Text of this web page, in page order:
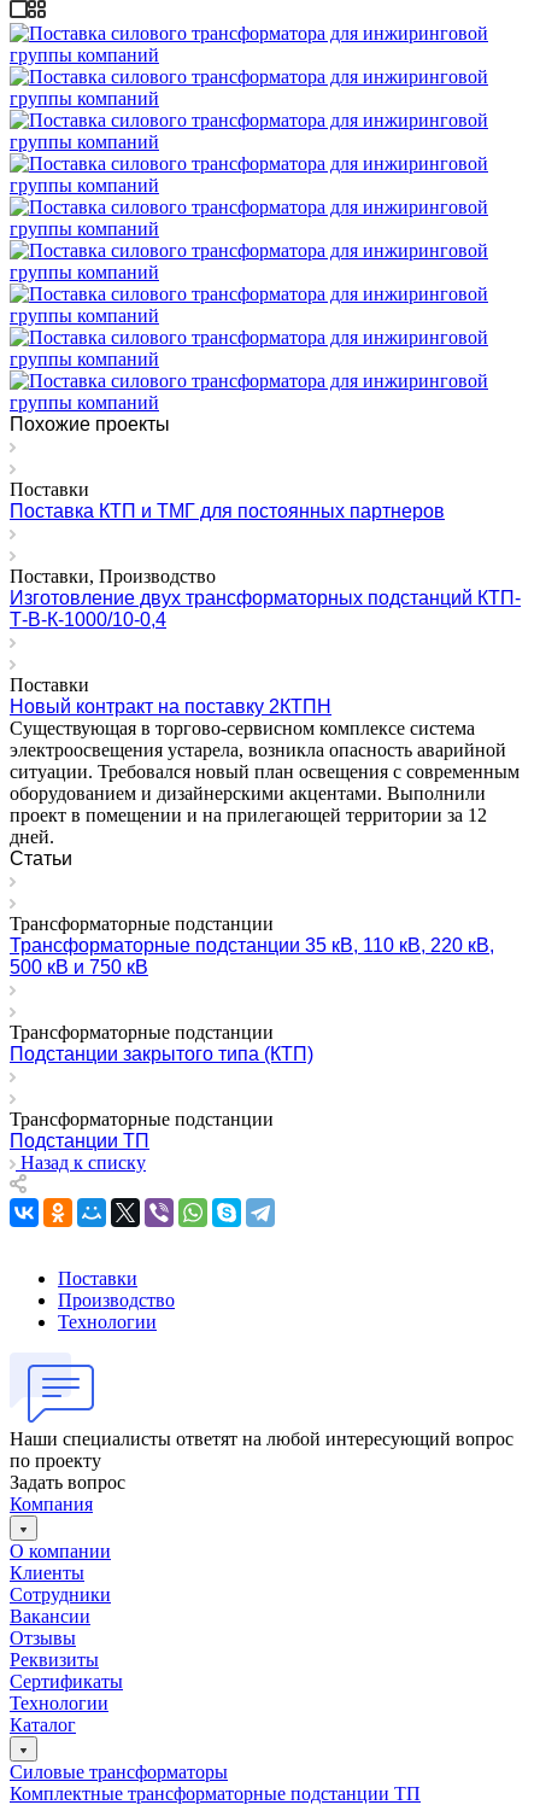
Похожие проекты
Поставки
Поставка КТП и ТМГ для постоянных партнеров
Поставки, Производство
Изготовление двух трансформаторных подстанций КТП-
Т-В-К-1000/10-0,4
Поставки
Новый контракт на поставку 2КТПН
Существующая в торгово-сервисном комплексе система
электроосвещения устарела, возникла опасность аварийной
ситуации. Требовался новый план освещения с современным
оборудованием и дизайнерскими акцентами. Выполнили
проект в помещении и на прилегающей территории за 12
дней.
Статьи
Трансформаторные подстанции
Трансформаторные подстанции 35 кВ, 110 кВ, 220 кВ,
500 кВ и 750 кВ
Трансформаторные подстанции
Подстанции закрытого типа (КТП)
Трансформаторные подстанции
Подстанции ТП
Назад к списку
Поставки
Производство
Технологии
Наши специалисты ответят на любой интересующий вопрос
по проекту
Задать вопрос
Компания
О компании
Клиенты
Сотрудники
Вакансии
Отзывы
Реквизиты
Сертификаты
Технологии
Каталог
Силовые трансформаторы
Комплектные трансформаторные подстанции ТП